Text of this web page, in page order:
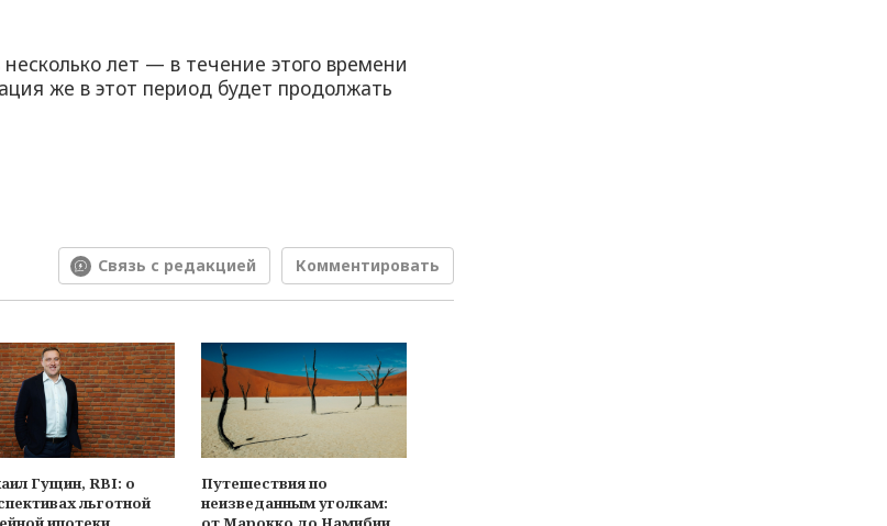
лет — в течение этого времени
же в этот период будет продолжать
Комментировать
Связь с редакцией
Гущин, RBI: о
льготной
Путешествия по
неизведанным уголкам: